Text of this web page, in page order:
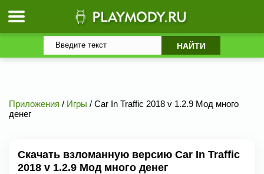
Приложения / Игры / Car In Traffic 2018 v 1.2.9 Мод много
денег
Скачать взломанную версию Car In Traffic
2018 v 1.2.9 Мод много денег